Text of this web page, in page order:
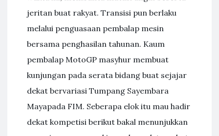
jeritan buat rakyat. Transisi pun berlaku
melalui penguasaan pembalap mesin
bersama penghasilan tahunan. Kaum
pembalap MotoGP masyhur membuat
kunjungan pada serata bidang buat sejajar
dekat bervariasi Tumpang Sayembara
Mayapada FIM. Seberapa elok itu mau hadir
dekat kompetisi berikut bakal menunjukkan